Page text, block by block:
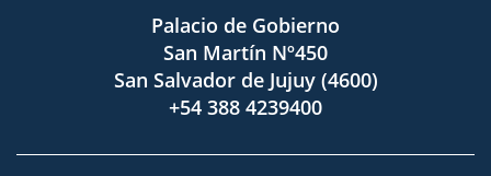
Palacio de Gobierno
San Martín Nº450
San Salvador de Jujuy (4600)
+54 388 4239400